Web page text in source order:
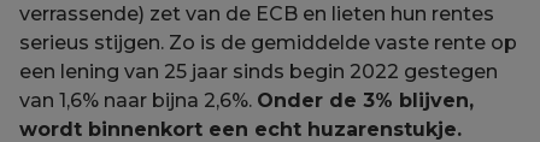
verrassende) zet van de ECB en lieten hun rentes
serieus stijgen. Zo is de gemiddelde vaste rente op
een lening van 25 jaar sinds begin 2022 gestegen
van 1,6% naar bijna 2,6%. Onder de 3% blijven,
wordt binnenkort een echt huzarenstukje.